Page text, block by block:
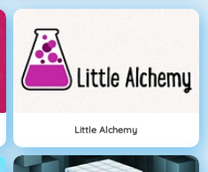
Little Alchemy